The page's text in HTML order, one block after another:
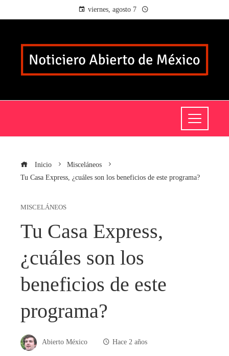
viernes, agosto 7
Inicio
Misceláneos
Tu Casa Express, ¿cuáles son los beneficios de este programa?
MISCELÁNEOS
Tu Casa Express,
¿cuáles son los
beneficios de este
programa?
Abierto México Hace 2 años